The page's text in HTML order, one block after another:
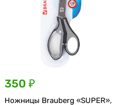
350 ₽
Ножницы Brauberg «SUPER»,